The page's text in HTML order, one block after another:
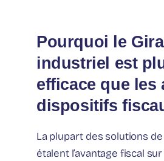
Pourquoi le
industriel est
efficace que les
dispositifs
La plupart des solutions
étalent l’avantage fiscal